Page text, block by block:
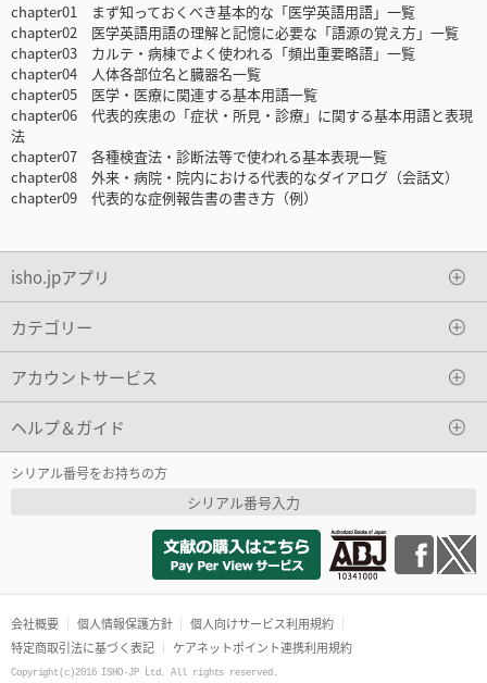
chapter01 まず知っておくべき基本的な「医学英語用語」一覧
chapter02 医学英語用語の理解と記憶に必要な「語源の覚え方」一覧
chapter03 カルテ・病棟でよく使われる「頻出重要略語」一覧
chapter04 人体各部位名と臓器名一覧
chapter05 医学・医療に関連する基本用語一覧
chapter06 代表的疾患の「症状・所見・診療」に関する基本用語と表現
法
chapter07 各種検査法・診断法等で使われる基本表現一覧
chapter08 外来・病院・院内における代表的なダイアログ（会話文）
chapter09 代表的な症例報告書の書き方（例）
isho.jpアプリ
カテゴリー
アカウントサービス
ヘルプ＆ガイド
シリアル番号をお持ちの方
シリアル番号入力
会社概要 個人情報保護方針
個人向けサービス利用規約
特定商取引法に基づく表記
ケアネットポイント連携利用規約
Copyright(c)2016 ISHO-JP Ltd. All rights reserved.